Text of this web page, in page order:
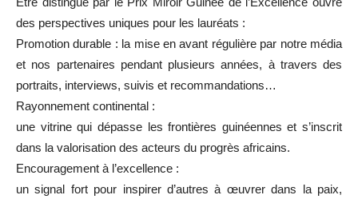
des perspectives uniques pour les lauréats :
Promotion durable : la mise en avant régulière par notre média
et nos partenaires pendant plusieurs années, à travers des
portraits, interviews, suivis et recommandations…
Rayonnement continental :
une vitrine qui dépasse les frontières guinéennes et s’inscrit
dans la valorisation des acteurs du progrès africains.
Encouragement à l’excellence :
un signal fort pour inspirer d’autres à œuvrer dans la paix,